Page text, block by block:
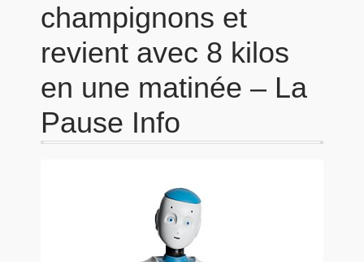
champignons et
revient avec 8 kilos
en une matinée – La
Pause Info